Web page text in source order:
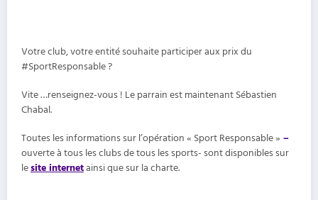
Votre club, votre entité souhaite participer aux prix du
#SportResponsable ?
Vite …renseignez-vous ! Le parrain est maintenant Sébastien
Chabal.
Toutes les informations sur l’opération « Sport Responsable » –
ouverte à tous les clubs de tous les sports- sont disponibles sur
lesite internetainsi que sur la charte.